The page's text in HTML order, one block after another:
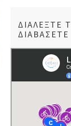
ΔΙΑΛΈΞΤΕ